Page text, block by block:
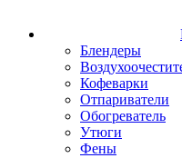
Блендеры
Кофеварки
Отпариватели
Обогреватель
Утюги
Фены